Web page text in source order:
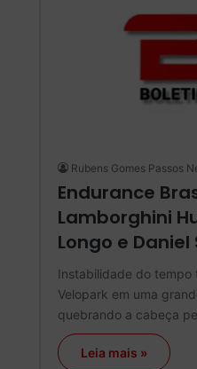
Rubens Gomes Passos
Endurance
Lamborghini
Longo e Daniel
Instabilidade do tempo
Velopark em uma
quebrando a cabeça
Leia mais »